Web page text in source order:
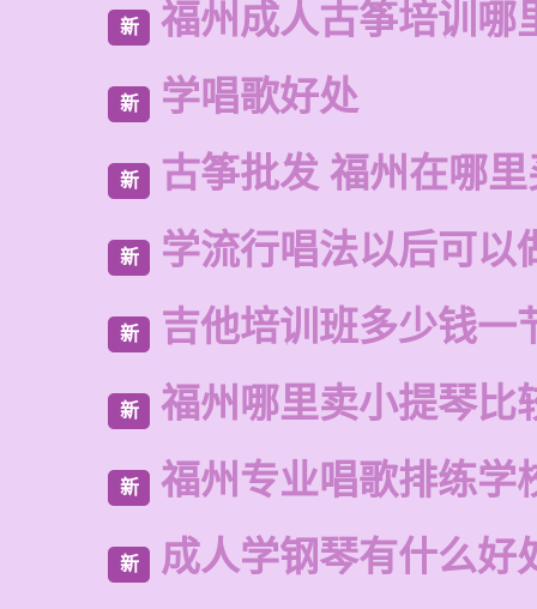
新 福州成人古筝培训哪
新 学唱歌好处
新 古筝批发 福州在哪
新 学流行唱法以后可以
新 吉他培训班多少钱一
新 福州哪里卖小提琴比
新 福州专业唱歌排练学
新 成人学钢琴有什么好